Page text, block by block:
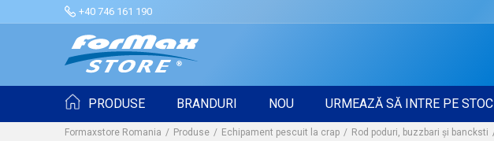
+40 746 161 190
PRODUSE BRANDURI NOU URMEAZĂ SĂ INTRE PE STOC
Formaxstore Romania Produse Echipament pescuit la crap Rod poduri, buzzbari și bancksti